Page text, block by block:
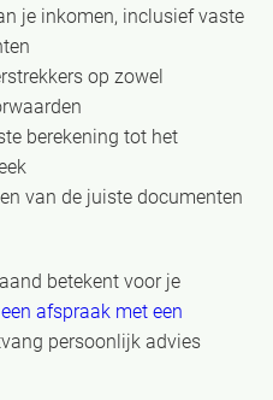
je inkomen, inclusief vaste
op zowel
berekening tot het
van de juiste documenten
betekent voor je
afspraak met een
persoonlijk advies